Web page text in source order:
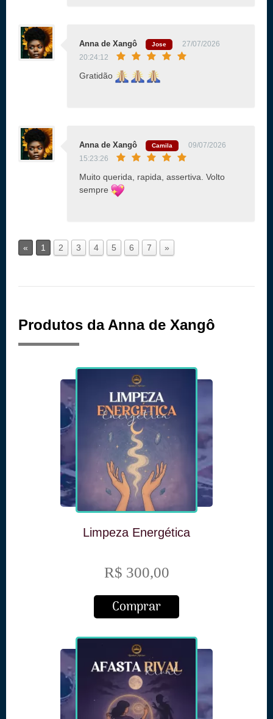
Anna de Xangô Jose
27/07/2026
20:24:12
Gratidão
Anna de Xangô Camila
09/07/2026
15:23:26
Muito querida, rapida, assertiva. Volto
sempre
« 1 2 3 4 5 6 7 »
Produtos da Anna de Xangô
Limpeza Energética
R$ 300,00
Comprar